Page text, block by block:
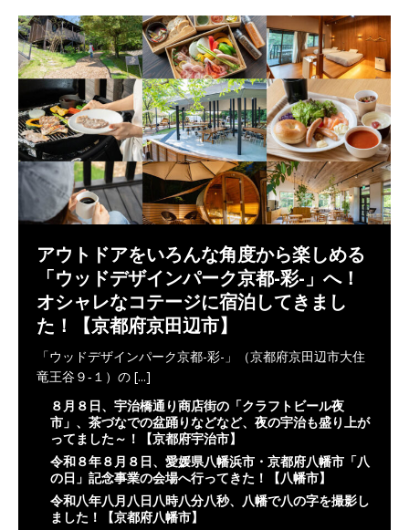
アウトドアをいろんな角度から楽しめる
「ウッドデザインパーク京都-彩-」へ！
オシャレなコテージに宿泊してきまし
た！【京都府京田辺市】
「ウッドデザインパーク京都-彩-」（京都府京田辺市大住
竜王谷９‐１）の [...]
８月８日、宇治橋通り商店街の「クラフトビール夜
市」、茶づなでの盆踊りなどなど、夜の宇治も盛り上が
ってました～！【京都府宇治市】
令和８年８月８日、愛媛県八幡浜市・京都府八幡市「八
の日」記念事業の会場へ行ってきた！【八幡市】
令和八年八月八日八時八分八秒、八幡で八の字を撮影し
ました！【京都府八幡市】